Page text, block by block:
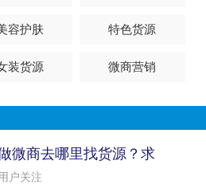
容护肤 特色货源
装货源 微商营销
微商去哪里找货源？求
户关注